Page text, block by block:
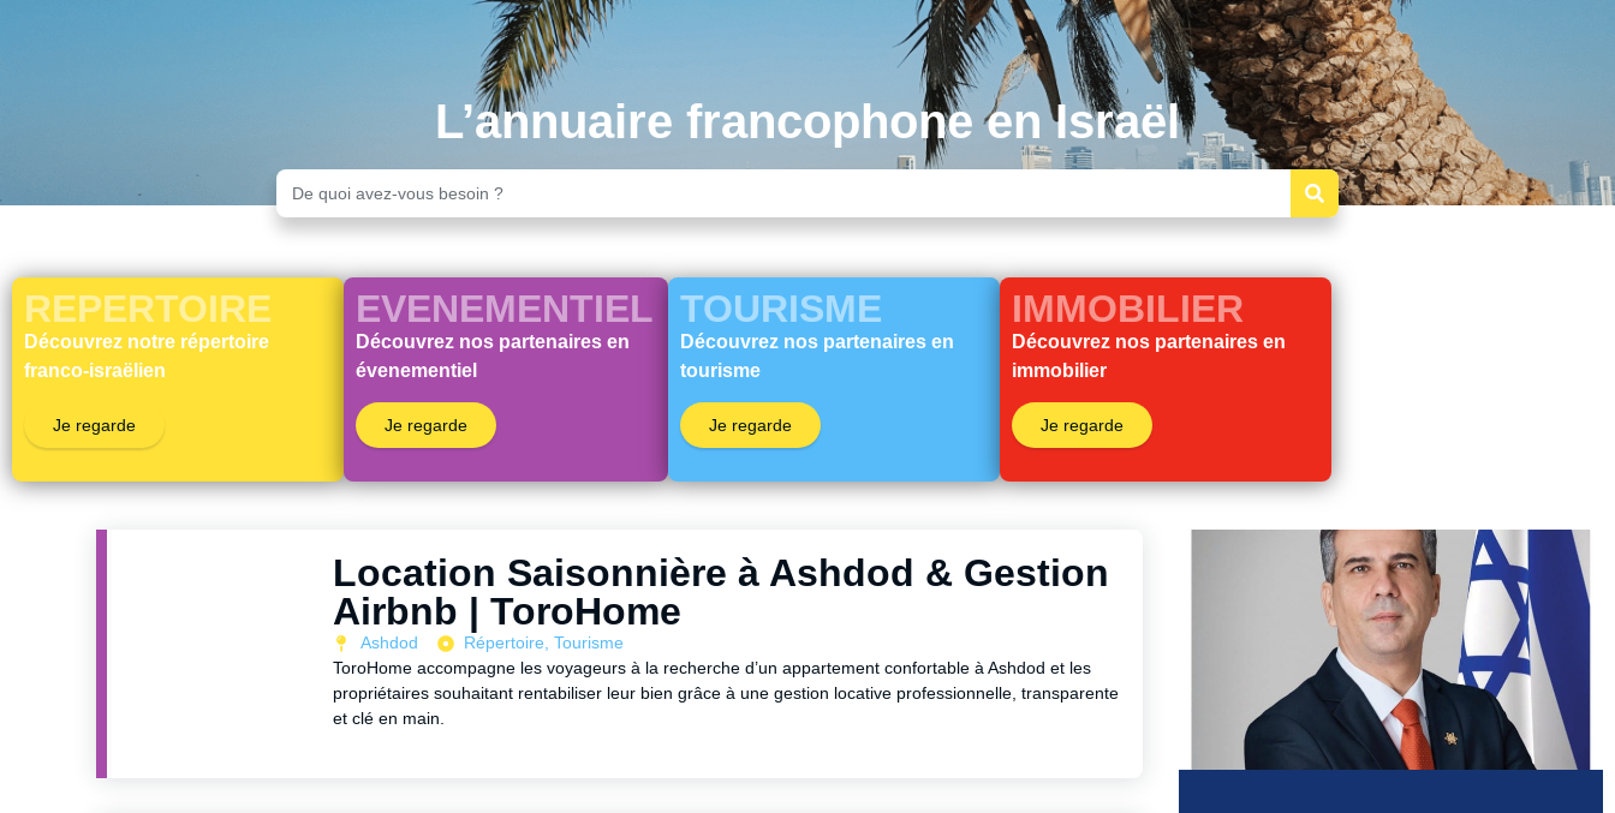
L’annuaire francophone en Israël
REPERTOIRE
Découvrez notre répertoire
franco-israëlien
Je regarde
EVENEMENTIEL
Découvrez nos partenaires en
évenementiel
Je regarde
TOURISME
Découvrez nos partenaires en
tourisme
Je regarde
IMMOBILIER
Découvrez nos partenaires en
immobilier
Je regarde
Location Saisonnière à Ashdod & Gestion
Airbnb | ToroHome
Ashdod Répertoire ,Tourisme
ToroHome accompagne les voyageurs à la recherche d’un appartement confortable à Ashdod et les
propriétaires souhaitant rentabiliser leur bien grâce à une gestion locative professionnelle, transparente
et clé en main.